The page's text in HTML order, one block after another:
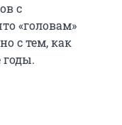
с
«головам»
с тем, как
годы.